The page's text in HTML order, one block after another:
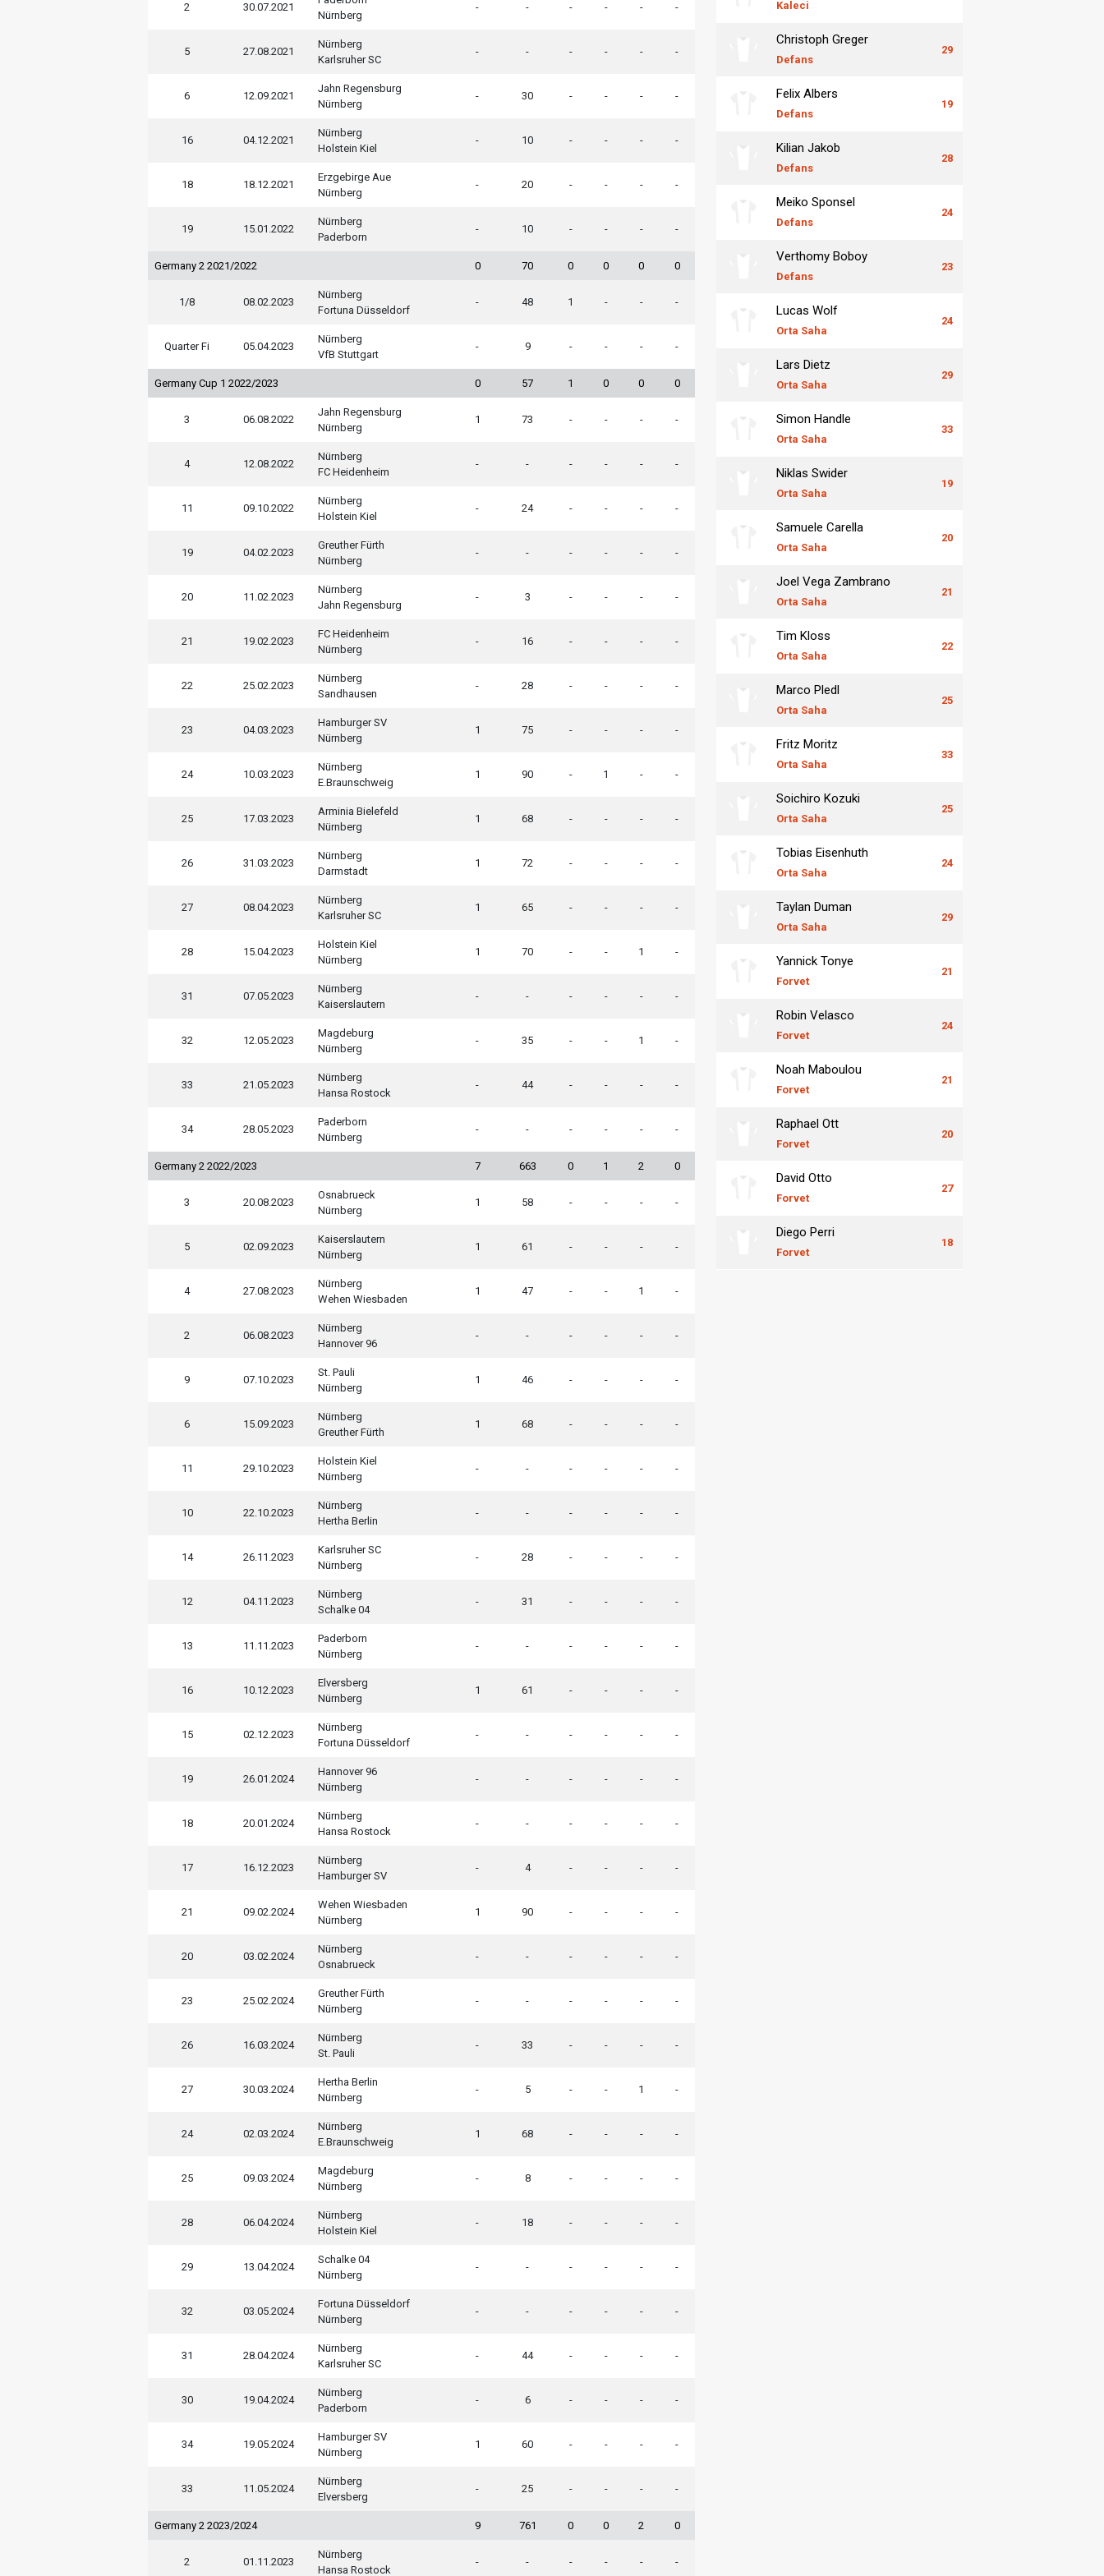
2 30.07.2021
Nürnberg
- - - - - -
5 27.08.2021
Nürnberg
Karlsruher SC
- - - - - -
6 12.09.2021
Jahn Regensburg
Nürnberg
- 30 - - - -
16 04.12.2021
Nürnberg
Holstein Kiel
- 10 - - - -
18 18.12.2021
Erzgebirge Aue
Nürnberg
- 20 - - - -
19 15.01.2022
Nürnberg
Paderborn
- 10 - - - -
Germany 2 2021/2022 0 70 0 0 0 0
1/8 08.02.2023
Nürnberg
Fortuna Düsseldorf
- 48 1 - - -
Quarter Fi 05.04.2023
Nürnberg
VfB Stuttgart
- 9 - - - -
Germany Cup 1 2022/2023 0 57 1 0 0 0
3 06.08.2022
Jahn Regensburg
Nürnberg
1 73 - - - -
4 12.08.2022
Nürnberg
FC Heidenheim
- - - - - -
11 09.10.2022
Nürnberg
Holstein Kiel
- 24 - - - -
19 04.02.2023
Greuther Fürth
Nürnberg
- - - - - -
20 11.02.2023
Nürnberg
Jahn Regensburg
- 3 - - - -
21 19.02.2023
FC Heidenheim
Nürnberg
- 16 - - - -
22 25.02.2023
Nürnberg
Sandhausen
- 28 - - - -
23 04.03.2023
Hamburger SV
Nürnberg
1 75 - - - -
24 10.03.2023
Nürnberg
E.Braunschweig
1 90 - 1 - -
25 17.03.2023
Arminia Bielefeld
Nürnberg
1 68 - - - -
26 31.03.2023
Nürnberg
Darmstadt
1 72 - - - -
27 08.04.2023
Nürnberg
Karlsruher SC
1 65 - - - -
28 15.04.2023
Holstein Kiel
Nürnberg
1 70 - - 1 -
31 07.05.2023
Nürnberg
Kaiserslautern
- - - - - -
32 12.05.2023
Magdeburg
Nürnberg
- 35 - - 1 -
33 21.05.2023
Nürnberg
Hansa Rostock
- 44 - - - -
34 28.05.2023
Paderborn
Nürnberg
- - - - - -
Germany 2 2022/2023 7 663 0 1 2 0
3 20.08.2023
Osnabrueck
Nürnberg
1 58 - - - -
5 02.09.2023
Kaiserslautern
Nürnberg
1 61 - - - -
4 27.08.2023
Nürnberg
Wehen Wiesbaden
1 47 - - 1 -
2 06.08.2023
Nürnberg
Hannover 96
- - - - - -
9 07.10.2023
St. Pauli
Nürnberg
1 46 - - - -
6 15.09.2023
Nürnberg
Greuther Fürth
1 68 - - - -
11 29.10.2023
Holstein Kiel
Nürnberg
- - - - - -
10 22.10.2023
Nürnberg
Hertha Berlin
- - - - - -
14 26.11.2023
Karlsruher SC
Nürnberg
- 28 - - - -
12 04.11.2023
Nürnberg
Schalke 04
- 31 - - - -
13 11.11.2023
Paderborn
Nürnberg
- - - - - -
16 10.12.2023
Elversberg
Nürnberg
1 61 - - - -
15 02.12.2023
Nürnberg
Fortuna Düsseldorf
- - - - - -
19 26.01.2024
Hannover 96
Nürnberg
- - - - - -
18 20.01.2024
Nürnberg
Hansa Rostock
- - - - - -
17 16.12.2023
Nürnberg
Hamburger SV
- 4 - - - -
21 09.02.2024
Wehen Wiesbaden
Nürnberg
1 90 - - - -
20 03.02.2024
Nürnberg
Osnabrueck
- - - - - -
23 25.02.2024
Greuther Fürth
Nürnberg
- - - - - -
26 16.03.2024
Nürnberg
St. Pauli
- 33 - - - -
27 30.03.2024
Hertha Berlin
Nürnberg
- 5 - - 1 -
24 02.03.2024
Nürnberg
E.Braunschweig
1 68 - - - -
25 09.03.2024
Magdeburg
Nürnberg
- 8 - - - -
28 06.04.2024
Nürnberg
Holstein Kiel
- 18 - - - -
29 13.04.2024
Schalke 04
Nürnberg
- - - - - -
32 03.05.2024
Fortuna Düsseldorf
Nürnberg
- - - - - -
31 28.04.2024
Nürnberg
Karlsruher SC
- 44 - - - -
30 19.04.2024
Nürnberg
Paderborn
- 6 - - - -
34 19.05.2024
Hamburger SV
Nürnberg
1 60 - - - -
33 11.05.2024
Nürnberg
Elversberg
- 25 - - - -
Germany 2 2023/2024 9 761 0 0 2 0
2 01.11.2023
Nürnberg
Hansa Rostock
- - - - - -
Kaleci
Christoph Greger
Defans
29
Felix Albers
Defans
19
Kilian Jakob
Defans
28
Meiko Sponsel
Defans
24
Verthomy Boboy
Defans
23
Lucas Wolf
Orta Saha
24
Lars Dietz
Orta Saha
29
Simon Handle
Orta Saha
33
Niklas Swider
Orta Saha
19
Samuele Carella
Orta Saha
20
Joel Vega Zambrano
Orta Saha
21
Tim Kloss
Orta Saha
22
Marco Pledl
Orta Saha
25
Fritz Moritz
Orta Saha
33
Soichiro Kozuki
Orta Saha
25
Tobias Eisenhuth
Orta Saha
24
Taylan Duman
Orta Saha
29
Yannick Tonye
Forvet
21
Robin Velasco
Forvet
24
Noah Maboulou
Forvet
21
Raphael Ott
Forvet
20
David Otto
Forvet
27
Diego Perri
Forvet
18